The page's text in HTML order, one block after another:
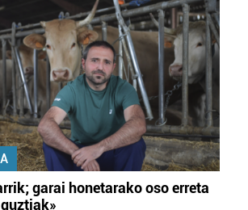
garai honetarako oso erreta